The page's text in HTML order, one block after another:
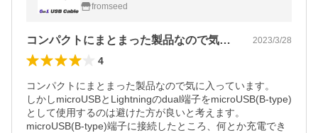
fromseed
コンパクトにまとまった製品なので気に入… 2023/3/28
4
コンパクトにまとまった製品なので気に入っています。
しかしmicroUSBとLightningのdual端子をmicroUSB(B-type)
として使用するのは避けた方が良いと考えます。
microUSB(B-type)端子に接続したところ、何とか充電でき